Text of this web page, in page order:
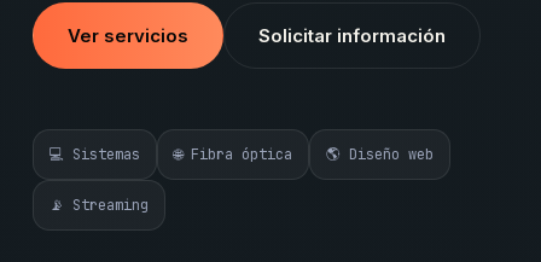
Ver servicios Solicitar información
💻 Sistemas 🌐 Fibra óptica 🌎 Diseño web
📡 Streaming